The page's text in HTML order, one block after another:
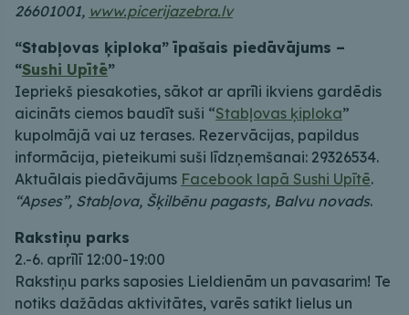
26601001, www.picerijazebra.lv
“Stabļovas ķiploka” īpašais piedāvājums –
“Sushi Upītē”
Iepriekš piesakoties, sākot ar aprīli ikviens gardēdis
aicināts ciemos baudīt suši “Stabļovas ķiploka”
kupolmājā vai uz terases. Rezervācijas, papildus
informācija, pieteikumi suši līdzņemšanai: 29326534.
Aktuālais piedāvājums Facebook lapā Sushi Upītē.
“Apses”, Stabļova, Šķilbēnu pagasts, Balvu novads.
Rakstiņu parks
2.-6. aprīlī 12:00-19:00
Rakstiņu parks saposies Lieldienām un pavasarim! Te
notiks dažādas aktivitātes, varēs satikt lielus un